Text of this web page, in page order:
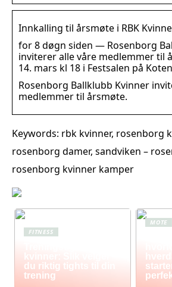
Innkalling til årsmøte i RBK
for 8 døgn siden — Rosenborg
inviterer alle våre medlemmer til
14. mars kl 18 i Festsalen på
Rosenborg Ballklubb Kvinner
medlemmer til årsmøte.
Keywords: rbk kvinner, rosenborg
rosenborg damer, sandviken –
rosenborg kvinner kamper
FITNESS
kvinner: Slik velger
du riktig tights til din
trening
MOTE